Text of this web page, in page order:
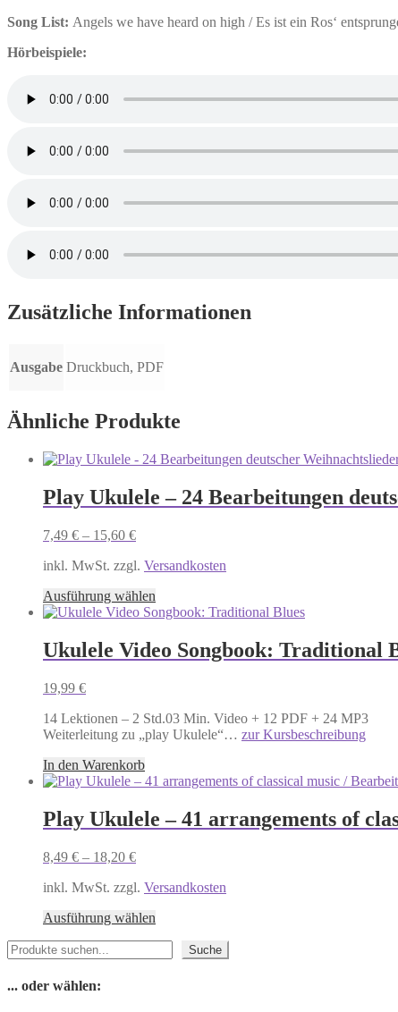
Song List: Angels we have heard on high / Es ist ein Ros‘
Hörbeispiele:
Zusätzliche Informationen
Ausgabe Druckbuch, PDF
Ähnliche Produkte
Play Ukulele – 24 Bearbeitungen
7,49 € – 15,60 €
inkl. MwSt. zzgl. Versandkosten
Ausführung wählen
Produkt
mehrere
Varianten
können
auf
gewählt
Ukulele Video Songbook: Traditional
19,99 €
14 Lektionen – 2 Std.03 Min. Video + 12 PDF + 24 MP3
Weiterleitung zu „play Ukulele“… zur Kursbeschreibung
In den Warenkorb
Play Ukulele – 41 arrangements of
8,49 € – 18,20 €
inkl. MwSt. zzgl. Versandkosten
Ausführung wählen
Suchen Suche
... oder wählen: